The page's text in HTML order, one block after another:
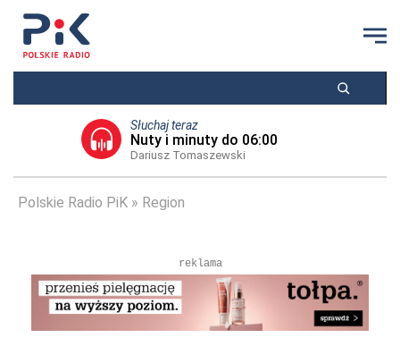
Słuchaj teraz
Nuty i minuty do 06:00
Dariusz Tomaszewski
Polskie Radio PiK Region
reklama